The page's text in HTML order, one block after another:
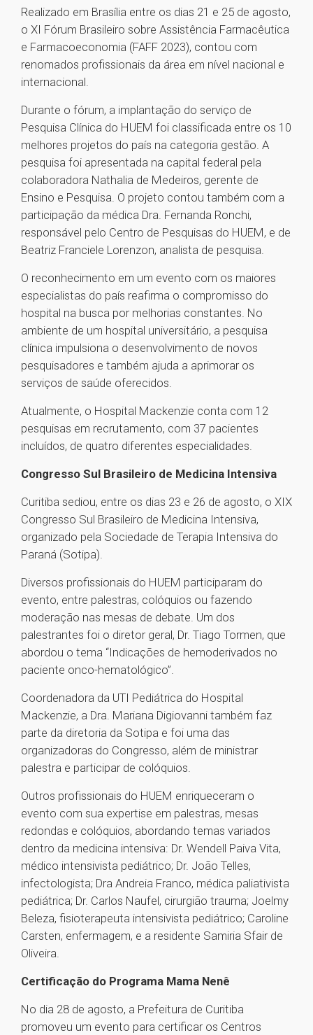
Realizado em Brasília entre os dias 21 e 25 de agosto,
o XI Fórum Brasileiro sobre Assistência Farmacêutica
e Farmacoeconomia (FAFF 2023), contou com
renomados profissionais da área em nível nacional e
internacional.
Durante o fórum, a implantação do serviço de
Pesquisa Clínica do HUEM foi classificada entre os 10
melhores projetos do país na categoria gestão. A
pesquisa foi apresentada na capital federal pela
colaboradora Nathalia de Medeiros, gerente de
Ensino e Pesquisa. O projeto contou também com a
participação da médica Dra. Fernanda Ronchi,
responsável pelo Centro de Pesquisas do HUEM, e de
Beatriz Franciele Lorenzon, analista de pesquisa.
O reconhecimento em um evento com os maiores
especialistas do país reafirma o compromisso do
hospital na busca por melhorias constantes. No
ambiente de um hospital universitário, a pesquisa
clínica impulsiona o desenvolvimento de novos
pesquisadores e também ajuda a aprimorar os
serviços de saúde oferecidos.
Atualmente, o Hospital Mackenzie conta com 12
pesquisas em recrutamento, com 37 pacientes
incluídos, de quatro diferentes especialidades.
Congresso Sul Brasileiro de Medicina Intensiva
Curitiba sediou, entre os dias 23 e 26 de agosto, o XIX
Congresso Sul Brasileiro de Medicina Intensiva,
organizado pela Sociedade de Terapia Intensiva do
Paraná (Sotipa).
Diversos profissionais do HUEM participaram do
evento, entre palestras, colóquios ou fazendo
moderação nas mesas de debate. Um dos
palestrantes foi o diretor geral, Dr. Tiago Tormen, que
abordou o tema “Indicações de hemoderivados no
paciente onco-hematológico”.
Coordenadora da UTI Pediátrica do Hospital
Mackenzie, a Dra. Mariana Digiovanni também faz
parte da diretoria da Sotipa e foi uma das
organizadoras do Congresso, além de ministrar
palestra e participar de colóquios.
Outros profissionais do HUEM enriqueceram o
evento com sua expertise em palestras, mesas
redondas e colóquios, abordando temas variados
dentro da medicina intensiva: Dr. Wendell Paiva Vita,
médico intensivista pediátrico; Dr. João Telles,
infectologista; Dra Andreia Franco, médica paliativista
pediátrica; Dr. Carlos Naufel, cirurgião trauma; Joelmy
Beleza, fisioterapeuta intensivista pediátrico; Caroline
Carsten, enfermagem, e a residente Samiria Sfair de
Oliveira.
Certificação do Programa Mama Nenê
No dia 28 de agosto, a Prefeitura de Curitiba
promoveu um evento para certificar os Centros